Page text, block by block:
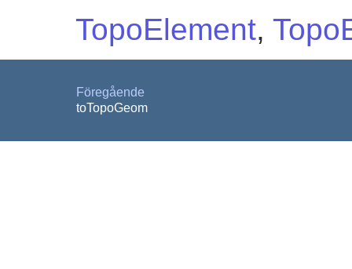
TopoElement,
Föregående
toTopoGeom